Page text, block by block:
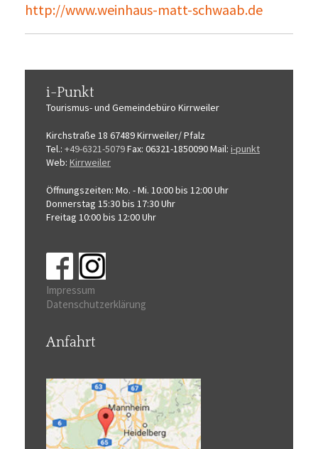
http://www.weinhaus-matt-schwaab.de
i-Punkt
Tourismus-und Gemeindebüro Kirrweiler
Kirchstraße 18 67489 Kirrweiler/ Pfalz
Tel.: +49-6321-5079Fax: 06321-1850090Mail: i-punkt
Web: Kirrweiler
Öffnungszeiten: Mo. - Mi. 10:00 bis 12:00 Uhr
Donnerstag 15:30 bis 17:30 Uhr
Freitag 10:00 bis 12:00 Uhr
Impressum
Datenschutzerklärung
Anfahrt